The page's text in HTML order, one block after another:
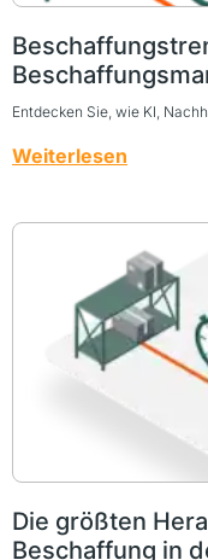
Entdecken Sie, wie KI,
Weiterlesen
Die größten
Beschaffung in